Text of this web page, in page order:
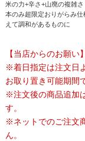
米の力+辛さ+山廃の複雑
本のみ超限定おりがらみ仕
えて調和があるものに
【当店からのお願い】
※着日指定は注文日
お取り置き可能期間
※注文後の商品追加
す。
※ネットでのご注文
ん。